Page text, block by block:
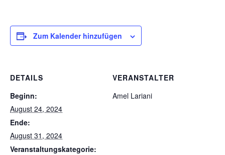
Zum Kalender hinzufügen
DETAILS
Beginn:
August 24, 2024
Ende:
August 31, 2024
Veranstaltungskategorie:
VERANSTALTER
Amel Lariani